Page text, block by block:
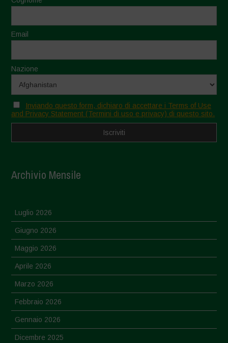
Email
Nazione
Inviando questo form, dichiaro di accettare i Terms of Use
and Privacy Statement (Termini di uso e privacy) di questo sito.
Archivio Mensile
Luglio 2026
Giugno 2026
Maggio 2026
Aprile 2026
Marzo 2026
Febbraio 2026
Gennaio 2026
Dicembre 2025